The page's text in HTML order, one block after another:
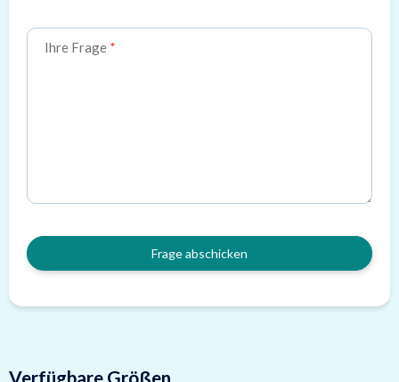
Ihre Frage
Frage abschicken
Verfügbare Größen